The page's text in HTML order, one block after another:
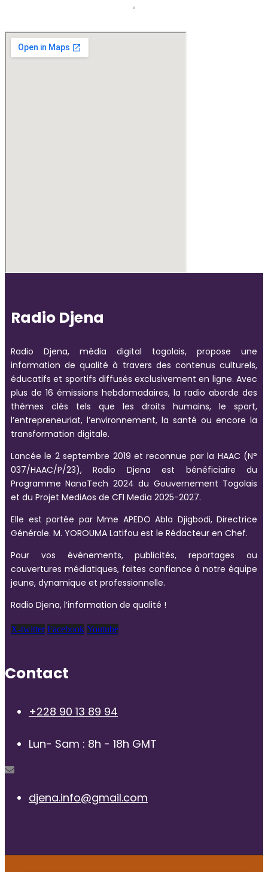
Radio Djena
Radio Djena, média digital togolais, propose une
information de qualité à travers des contenus culturels,
éducatifs et sportifs diffusés exclusivement en ligne. Avec
plus de 16 émissions hebdomadaires, la radio aborde des
thèmes clés tels que les droits humains, le sport,
l’entrepreneuriat, l’environnement, la santé ou encore la
transformation digitale.
Lancée le 2 septembre 2019 et reconnue par la HAAC (N°
037/HAAC/P/23), Radio Djena est bénéficiaire du
Programme NanaTech 2024 du Gouvernement Togolais
et du Projet MediAos de CFI Media 2025-2027.
Elle est portée par Mme APEDO Abla Djigbodi, Directrice
Générale. M. YOROUMA Latifou est le Rédacteur en Chef.
Pour vos événements, publicités, reportages ou
couvertures médiatiques, faites confiance à notre équipe
jeune, dynamique et professionnelle.
Radio Djena, l’information de qualité !
X-twitter Facebook Youtube
Contact
+228 90 13 89 94
Lun- Sam : 8h - 18h GMT
djena.info@gmail.com